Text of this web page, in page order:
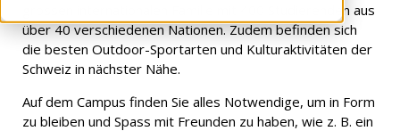
grossen internationalen Familie mit 400 Studierenden aus
über 40 verschiedenen Nationen. Zudem befinden sich
die besten Outdoor-Sportarten und Kulturaktivitäten der
Schweiz in nächster Nähe.
Auf dem Campus finden Sie alles Notwendige, um in Form
zu bleiben und Spass mit Freunden zu haben, wie z. B. ein